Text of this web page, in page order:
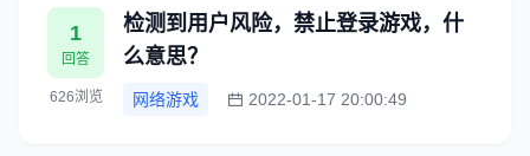
1
回答
626浏览
检测到用户风险，禁止登录游戏，什
么意思？
网络游戏 2022-01-17 20:00:49